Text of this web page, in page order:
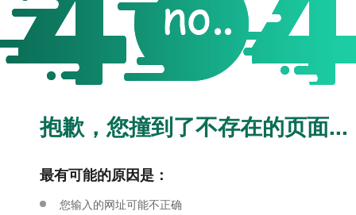
抱歉，您撞到了不存在的页面...
最有可能的原因是：
您输入的网址可能不正确